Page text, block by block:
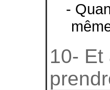
-
10- Et